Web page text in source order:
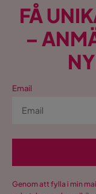
FÅ
–
Email
Genom att fylla i min